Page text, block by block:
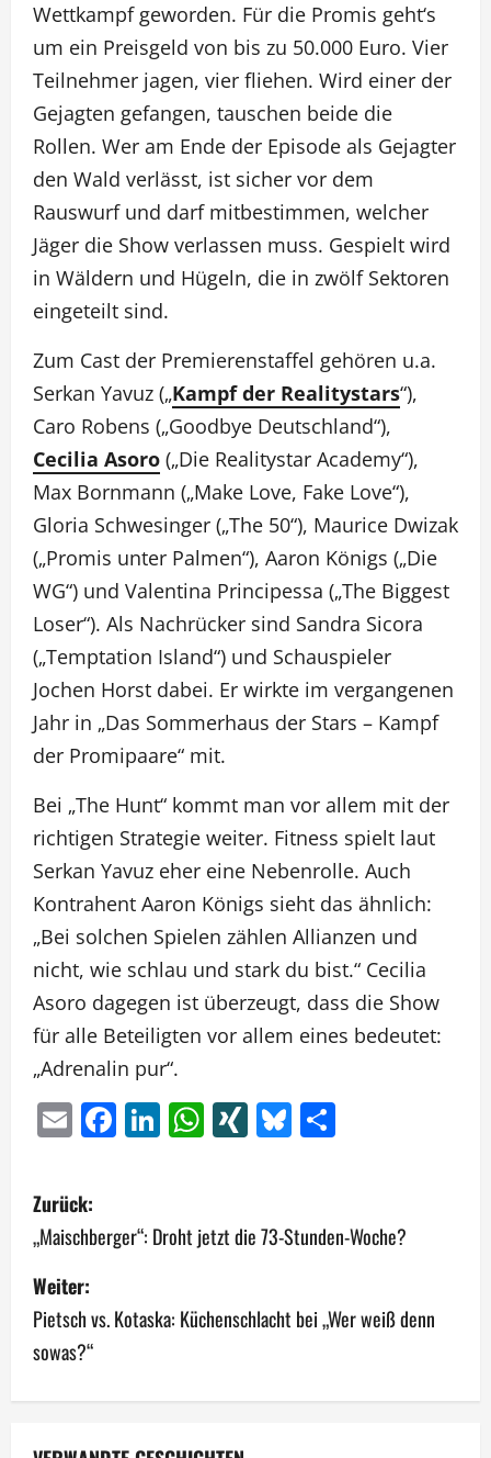
Wettkampf geworden. Für die Promis geht‘s
um ein Preisgeld von bis zu 50.000 Euro. Vier
Teilnehmer jagen, vier fliehen. Wird einer der
Gejagten gefangen, tauschen beide die
Rollen. Wer am Ende der Episode als Gejagter
den Wald verlässt, ist sicher vor dem
Rauswurf und darf mitbestimmen, welcher
Jäger die Show verlassen muss. Gespielt wird
in Wäldern und Hügeln, die in zwölf Sektoren
eingeteilt sind.
Zum Cast der Premierenstaffel gehören u.a.
Serkan Yavuz („Kampf der Realitystars“),
Caro Robens („Goodbye Deutschland“),
Cecilia Asoro („Die Realitystar Academy“),
Max Bornmann („Make Love, Fake Love“),
Gloria Schwesinger („The 50“), Maurice Dwizak
(„Promis unter Palmen“), Aaron Königs („Die
WG“) und Valentina Principessa („The Biggest
Loser“). Als Nachrücker sind Sandra Sicora
(„Temptation Island“) und Schauspieler
Jochen Horst dabei. Er wirkte im vergangenen
Jahr in „Das Sommerhaus der Stars – Kampf
der Promipaare“ mit.
Bei „The Hunt“ kommt man vor allem mit der
richtigen Strategie weiter. Fitness spielt laut
Serkan Yavuz eher eine Nebenrolle. Auch
Kontrahent Aaron Königs sieht das ähnlich:
„Bei solchen Spielen zählen Allianzen und
nicht, wie schlau und stark du bist.“ Cecilia
Asoro dagegen ist überzeugt, dass die Show
für alle Beteiligten vor allem eines bedeutet:
„Adrenalin pur“.
EmailFacebook
LinkedIn
WhatsApp
XINGBluesky
B
e
i
t
r
Zurück:
„Maischberger“: Droht jetzt die 73-Stunden-Woche?
Weiter:
Pietsch vs. Kotaska: Küchenschlacht bei „Wer weiß denn
sowas?“